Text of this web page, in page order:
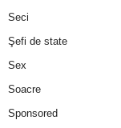
Seci
Şefi de state
Sex
Soacre
Sponsored